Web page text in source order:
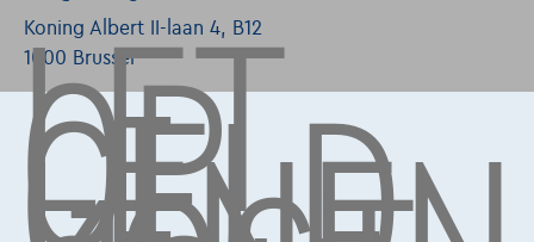
Koning Albert II-laan 4, B12
1000 Brussel
Diensten & Oplossingen
Pechverhelping verzekering